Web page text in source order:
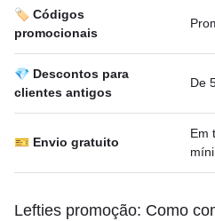
🏷️ Códigos
promocionais
💎 Descontos para
clientes antigos
De
🎫 Envio gratuito
Em
Lefties promoção: Como